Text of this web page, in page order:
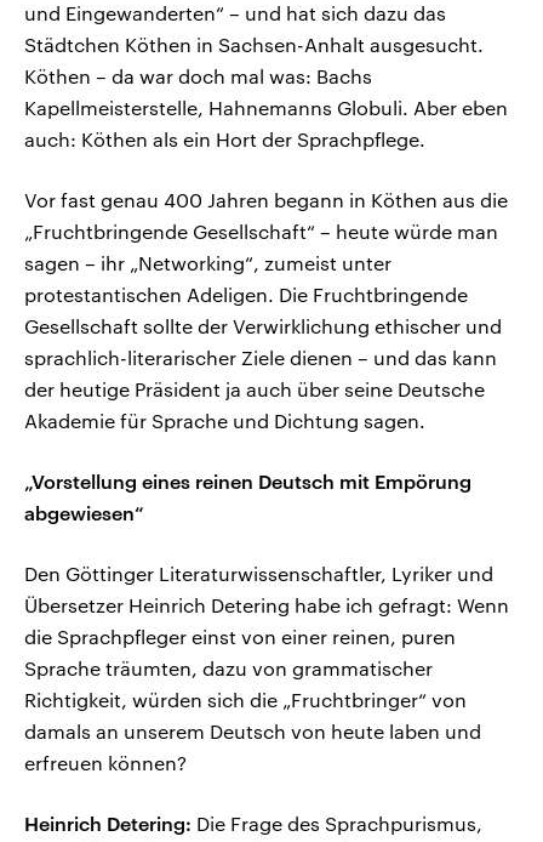
und Eingewanderten“ – und hat sich dazu das
Städtchen Köthen in Sachsen-Anhalt ausgesucht.
Köthen – da war doch mal was: Bachs
Kapellmeisterstelle, Hahnemanns Globuli. Aber eben
auch: Köthen als ein Hort der Sprachpflege.
Vor fast genau 400 Jahren begann in Köthen aus die
„Fruchtbringende Gesellschaft“ – heute würde man
sagen – ihr „Networking“, zumeist unter
protestantischen Adeligen. Die Fruchtbringende
Gesellschaft sollte der Verwirklichung ethischer und
sprachlich-literarischer Ziele dienen – und das kann
der heutige Präsident ja auch über seine Deutsche
Akademie für Sprache und Dichtung sagen.
„Vorstellung eines reinen Deutsch mit Empörung
abgewiesen“
Den Göttinger Literaturwissenschaftler, Lyriker und
Übersetzer Heinrich Detering habe ich gefragt: Wenn
die Sprachpfleger einst von einer reinen, puren
Sprache träumten, dazu von grammatischer
Richtigkeit, würden sich die „Fruchtbringer“ von
damals an unserem Deutsch von heute laben und
erfreuen können?
Heinrich Detering: Die Frage des Sprachpurismus,